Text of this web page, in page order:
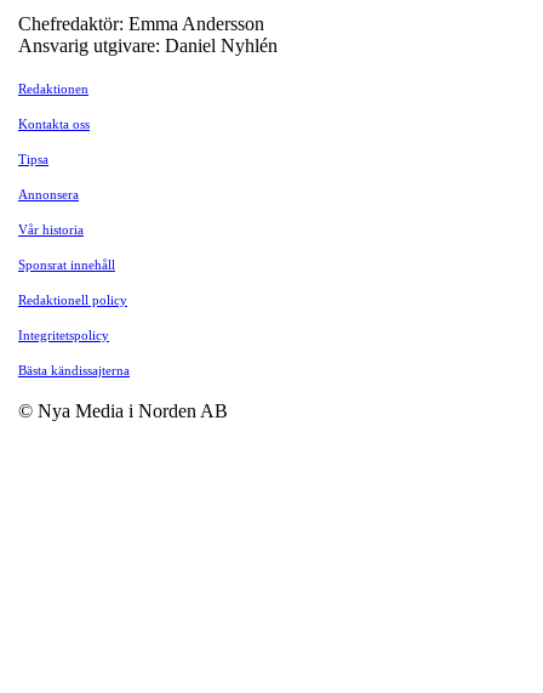
Chefredaktör: Emma Andersson
Ansvarig utgivare: Daniel Nyhlén
Redaktionen
Kontakta oss
Tipsa
Annonsera
Vår historia
Sponsrat innehåll
Redaktionell policy
Integritetspolicy
Bästa kändissajterna
© Nya Media i Norden AB